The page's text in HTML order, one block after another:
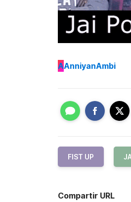
AAnniyanAmbi
FIST UP
Compartir URL